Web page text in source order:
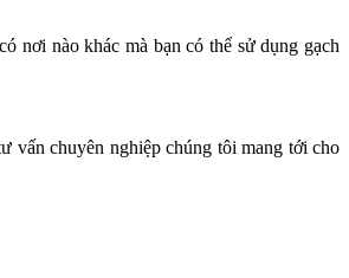
nơi nào khác mà bạn có thể sử dụng gạch
vấn chuyên nghiệp chúng tôi mang tới cho